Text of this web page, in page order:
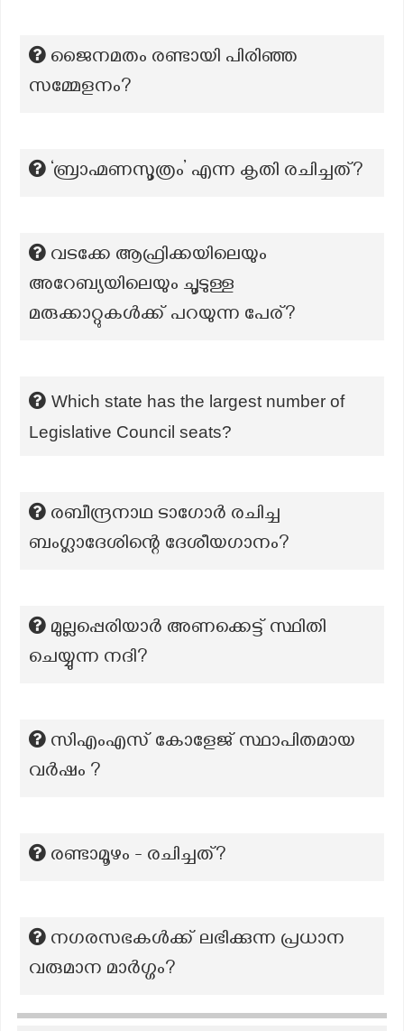
ജൈനമതം രണ്ടായി പിരിഞ്ഞ
സമ്മേളനം?
‘ബ്രാഹ്മണസൂത്രം’ എന്ന കൃതി രചിച്ചത്?
വടക്കേ ആഫ്രിക്കയിലെയും
അറേബ്യയിലെയും ചൂടുള്ള
മരുക്കാറ്റുകൾക്ക് പറയുന്ന പേര്?
Which state has the largest number of
Legislative Council seats?
രബീന്ദ്രനാഥ ടാഗോർ രചിച്ച
ബംഗ്ലാദേശിന്റെ ദേശീയഗാനം?
മുല്ലപ്പെരിയാർ അണക്കെട്ട് സ്ഥിതി
ചെയ്യുന്ന നദി?
സിഎംഎസ് കോളേജ് സ്ഥാപിതമായ
വർഷം ?
രണ്ടാമൂഴം - രചിച്ചത്?
നഗരസഭകൾക്ക് ലഭിക്കുന്ന പ്രധാന
വരുമാന മാർഗ്ഗം?